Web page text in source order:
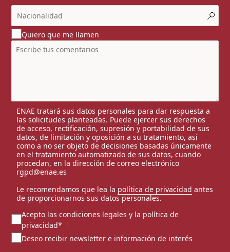
Quiero que me llamen
ENAE tratará sus datos personales para dar respuesta a
las solicitudes planteadas. Puede ejercer sus derechos
de acceso, rectificación, supresión y portabilidad de sus
datos, de limitación y oposición a su tratamiento, así
como a no ser objeto de decisiones basadas únicamente
en el tratamiento automatizado de sus datos, cuando
procedan, en la dirección de correo electrónico
rgpd@enae.es
Le recomendamos que lea la política de privacidad antes
de proporcionarnos sus datos personales.
Acepto las condiciones legales y la política de
privacidad*
Deseo recibir newsletter e información de interés